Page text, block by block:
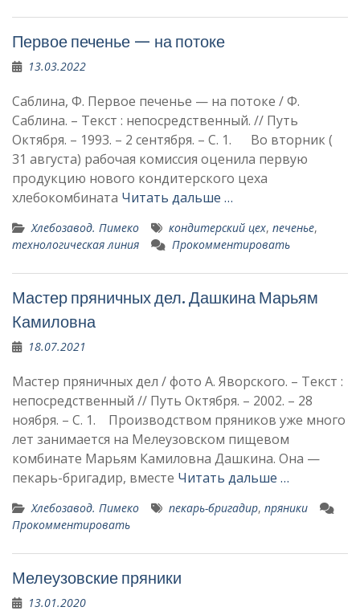
Первое печенье — на потоке
13.03.2022
Саблина, Ф. Первое печенье — на потоке / Ф.
Саблина. – Текст : непосредственный. // Путь
Октября. – 1993. – 2 сентября. – С. 1. Во вторник (
31 августа) рабочая комиссия оценила первую
продукцию нового кондитерского цеха
хлебокомби­ната Читать дальше …
Хлебозавод. Пимеко кондитерский цех, печенье,
технологическая линия
Прокомментировать
Мастер пряничных дел. Дашкина Марьям
Камиловна
18.07.2021
Мастер пряничных дел / фото А. Яворского. – Текст :
непосредственный // Путь Октября. – 2002. – 28
ноября. – С. 1. Производством пряников уже много
лет зани­мается на Мелеузовском пищевом
комбинате Марьям Камиловна Дашкина. Она —
пекарь-бри­гадир, вместе Читать дальше …
Хлебозавод. Пимеко пекарь-бри­гадир, пряники
Прокомментировать
Мелеузовские пряники
13.01.2020